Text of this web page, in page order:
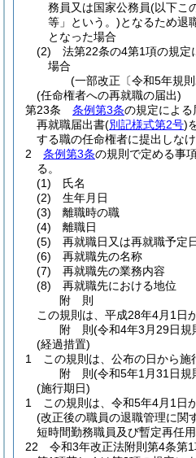
務員又は国家公務員(以下こ
等」という。)となるため退
となった場合
(2)
法第22条の4第1項の規定
場合
(一部改正〔令和5年規
(任命権者への再就職の届出)
第23条
条例第3条の規定による
再就職届出書(別記様式第2号)
する職の任命権者に提出しなけ
2
条例第3条の規則で定める事
る。
(1)
氏名
(2)
生年月日
(3)
離職時の職
(4)
離職日
(5)
再就職日又は再就職予定
(6)
再就職先の名称
(7)
再就職先の業務内容
(8)
再就職先における地位
附 則
この規則は、平成28年4月1日
附 則(令和4年3月29日規
(経過措置)
1
この規則は、公布の日から施
附 則(令和5年1月31日規
(施行期日)
1
この規則は、令和5年4月1日
(改正後の職員の退職管理に関
短時間勤務職員及び暫定再任
22
令和3年改正法附則第4条第